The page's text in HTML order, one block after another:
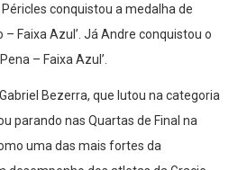
conquistou a medalha de
Faixa Azul’. Já Andre conquistou o
– Faixa Azul’.
Bezerra, que lutou na categoria
parando nas Quartas de Final na
uma das mais fortes da